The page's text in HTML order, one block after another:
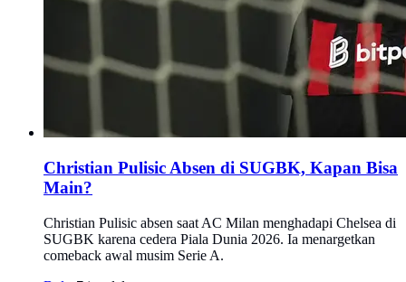
Christian Pulisic Absen di SUGBK, Kapan Bisa
Main?
Christian Pulisic absen saat AC Milan menghadapi Chelsea di
SUGBK karena cedera Piala Dunia 2026. Ia menargetkan
comeback awal musim Serie A.